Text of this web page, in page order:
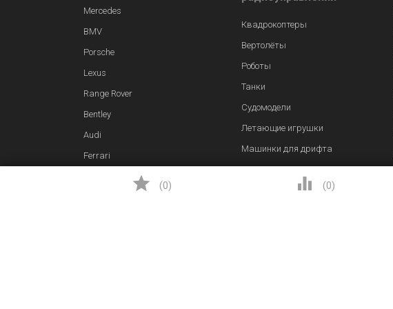
Mercedes
BMV
Porsche
Lexus
Range Rover
Bentley
Audi
Ferrari
Квадрокоптеры
Вертолёты
Роботы
Танки
Судомодели
Летающие игрушки
Машинки для дрифта
Самолеты
 (0)  (0)